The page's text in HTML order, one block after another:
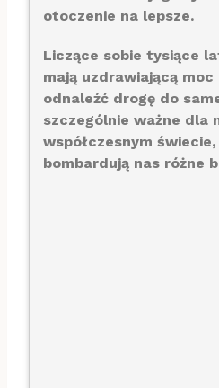
otoczenie na lepsze.
Liczące sobie tysiące
mają uzdrawiającą moc
odnaleźć drogę do
szczególnie ważne dla
współczesnym
bombardują nas różne